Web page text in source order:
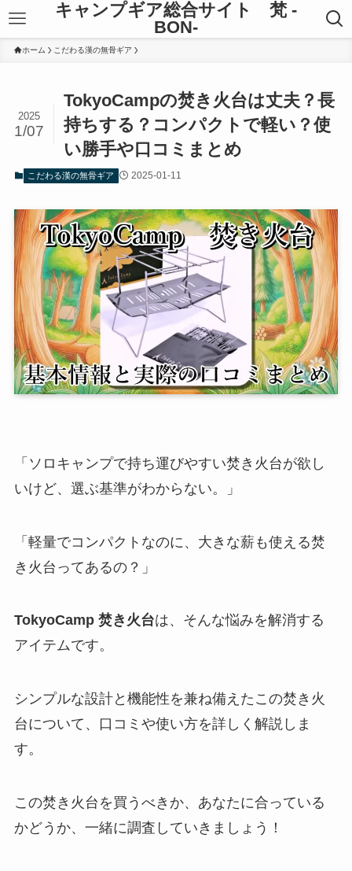
キャンプギア総合サイト 梵 -
BON-
ホーム こだわる漢の無骨ギア
TokyoCampの焚き火台は丈夫？長
持ちする？コンパクトで軽い？使
い勝手や口コミまとめ
2025
1/07
こだわる漢の無骨ギア 2025-01-11
「ソロキャンプで持ち運びやすい焚き火台が欲し
いけど、選ぶ基準がわからない。」
「軽量でコンパクトなのに、大きな薪も使える焚
き火台ってあるの？」
TokyoCamp 焚き火台は、そんな悩みを解消する
アイテムです。
シンプルな設計と機能性を兼ね備えたこの焚き火
台について、口コミや使い方を詳しく解説しま
す。
この焚き火台を買うべきか、あなたに合っている
かどうか、一緒に調査していきましょう！